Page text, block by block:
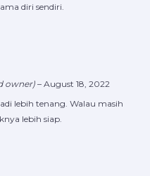
diri sendiri.
owner)– August 18, 2022
lebih tenang. Walau masih
lebih siap.